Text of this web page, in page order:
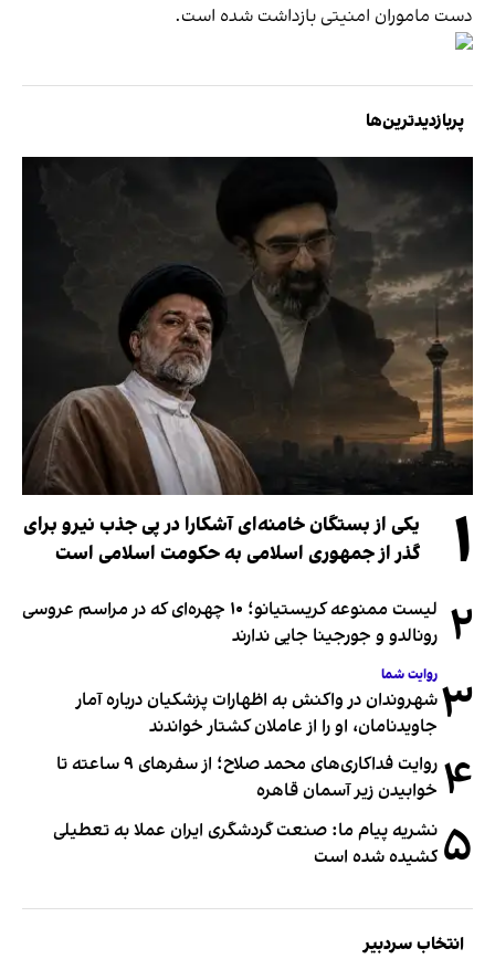
دست ماموران امنیتی بازداشت شده است.
پربازدیدترین‌ها
۱
یکی از بستگان خامنه‌ای آشکارا در پی جذب نیرو برای
گذر از جمهوری اسلامی به حکومت اسلامی است
۲
لیست ممنوعه کریستیانو؛ ۱۰ چهره‌ای که در مراسم عروسی
رونالدو و جورجینا جایی ندارند
۳ روایت شما
شهروندان در واکنش به اظهارات پزشکیان درباره آمار
جاویدنامان، او را از عاملان کشتار خواندند
۴
روایت فداکاری‌های محمد صلاح؛ از سفرهای ۹ ساعته تا
خوابیدن زیر آسمان قاهره
۵ نشریه پیام ما: صنعت گردشگری ایران عملا به تعطیلی
کشیده شده است
انتخاب سردبیر